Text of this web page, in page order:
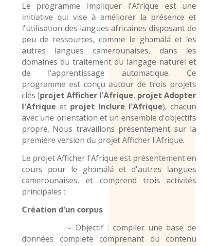
Le programme Impliquer l'Afrique est une
initiative qui vise à améliorer la présence et
l'utilisation des langues africaines disposant de
peu de ressources, comme le ghɔmálá et les
autres langues camerounaises, dans les
domaines du traitement du langage naturel et
de l'apprentissage automatique. Ce
programme est conçu autour de trois projets
clés (projet Afficher l'Afrique, projet Adopter
l'Afrique etprojet Inclure l'Afrique), chacun
avec une orientation et un ensemble d'objectifs
propre. Nous travaillons présentement sur la
première version du projet Afficher l'Afrique.
Le projet Afficher l'Afrique est présentement en
cours pour le ghɔmálá et d'autres langues
camerounaises,
et comprend trois activités
principales :
Création d'un corpus
– Objectif : compiler une base de
données complète comprenant du contenu